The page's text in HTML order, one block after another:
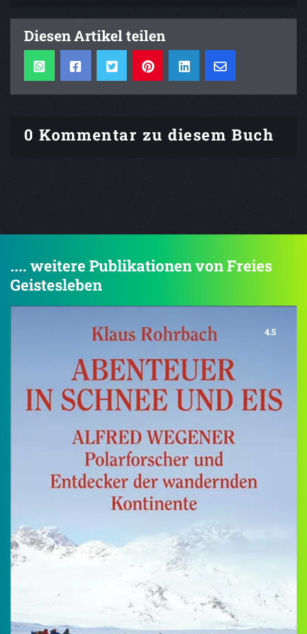
Diesen Artikel teilen
0 Kommentar zu diesem Buch
.... weitere Publikationen von Freies
Geistesleben
4.5